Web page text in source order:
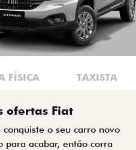
FÍSICA TAXISTA
ofertas Fiat
o seu carro novo
para acabar, então corra